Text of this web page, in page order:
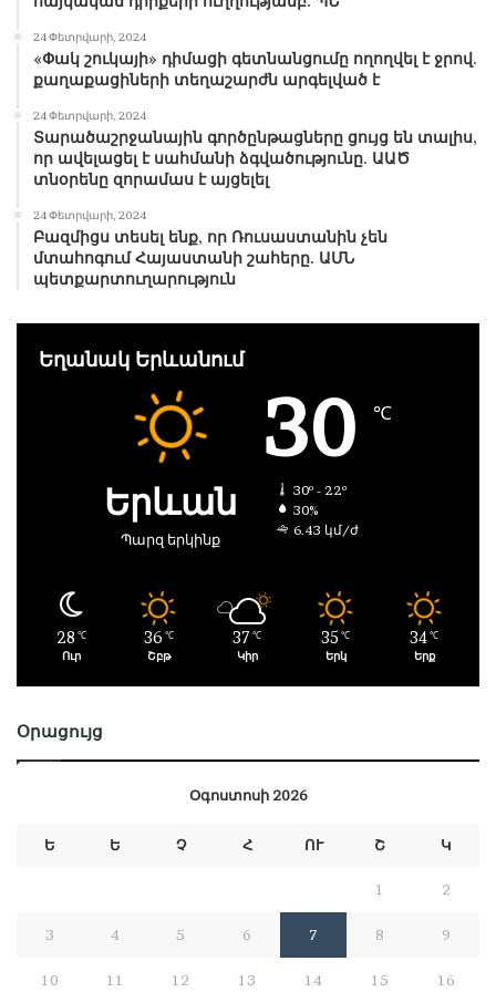
24 Փետրվարի, 2024
«Փակ շուկայի» դիմացի գետնանցումը ողողվել է ջրով.
քաղաքացիների տեղաշարժն արգելված է
24 Փետրվարի, 2024
Տարածաշրջանային գործընթացները ցույց են տալիս,
որ ավելացել է սահմանի ձգվածությունը. ԱԱԾ
տնօրենը զորամաս է այցելել
24 Փետրվարի, 2024
Բազմիցս տեսել ենք, որ Ռուսաստանին չեն
մտահոգում Հայաստանի շահերը. ԱՄՆ
պետքարտուղարություն
Եղանակ Երևանում
Երևան
Պարզ երկինք
30 ℃
30º - 22º
30%
6.43 կմ/ժ
28 ℃
Ուր
36 ℃
Շբթ
37 ℃
Կիր
35 ℃
Երկ
34 ℃
Երք
Օրացույց
Օգոստոսի 2026
Ե Ե Չ Հ ՈՒ Շ Կ
1 2
3 4 5 6 7 8 9
10 11 12 13 14 15 16